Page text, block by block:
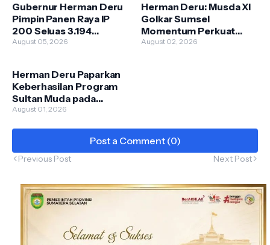
Gubernur Herman Deru
Pimpin Panen Raya IP
200 Seluas 3.194
Hektare di Ogan Ilir
August 05, 2026
Herman Deru: Musda XI
Golkar Sumsel
Momentum Perkuat
Kontribusi bagi
August 02, 2026
Herman Deru Paparkan
Keberhasilan Program
Sultan Muda pada
Assessment TPAKD
August 01, 2026
Post a Comment (0)
Previous Post Next Post